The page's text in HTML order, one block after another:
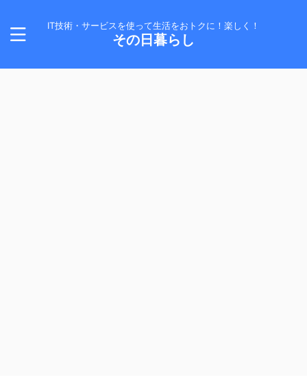
IT技術・サービスを使って生活をおトクに！楽しく！
その日暮らし